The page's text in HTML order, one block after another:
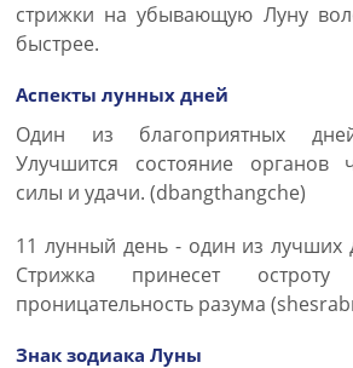
стрижки на убывающую Луну
быстрее.
Аспекты лунных дней
Один из благоприятных
Улучшится состояние органов
силы и удачи. (dbangthangche)
11 лунный день - один из лучших
Стрижка принесет
проницательность разума
Знак зодиака Луны